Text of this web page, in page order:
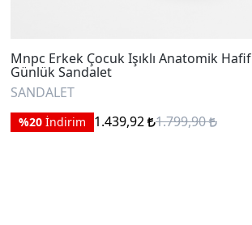
Mnpc Erkek Çocuk Işıklı Anatomik Hafif
Günlük Sandalet
SANDALET
%20 İndirim 1.439,92 1.799,90